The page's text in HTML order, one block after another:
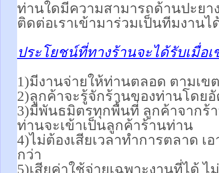
ท่านใดมีความสามารถด้านปะย
ติดต่อเราเข้ามาร่วมเป็นทีมงานไ
ประโยชน์ที่ทางร้านจะได้รับเมื่อเ
1)มีงานจ่ายให้ท่านตลอด ตามเ
2)ลูกค้าจะรู้จักร้านของท่านโดย
3)มีพันธมิตรทุกพื้นที่ ลูกค้าจากร้
ท่านจะเข้าเป็นลูกค้าร้านท่าน
4)ไม่ต้องเสียเวลาทำการตลาด เ
กว่า
5)เสียค่าใช้จ่ายเฉพาะงานที่ได้